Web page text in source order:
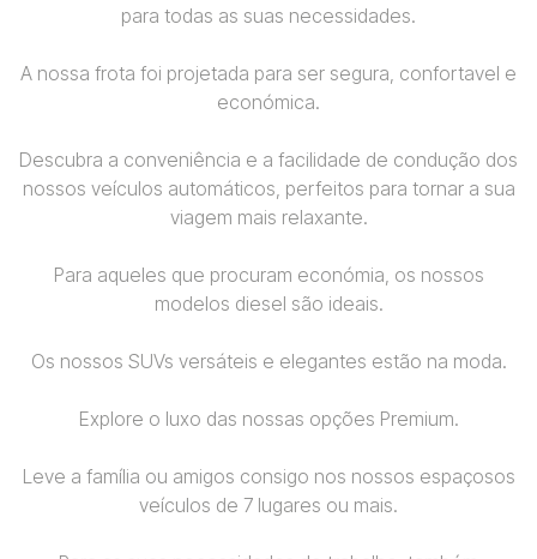
para todas as suas necessidades.
A nossa frota foi projetada para ser segura, confortavel e
económica.
Descubra a conveniência e a facilidade de condução dos
nossos veículos automáticos, perfeitos para tornar a sua
viagem mais relaxante.
Para aqueles que procuram económia, os nossos
modelos diesel são ideais.
Os nossos SUVs versáteis e elegantes estão na moda.
Explore o luxo das nossas opções Premium.
Leve a família ou amigos consigo nos nossos espaçosos
veículos de 7 lugares ou mais.